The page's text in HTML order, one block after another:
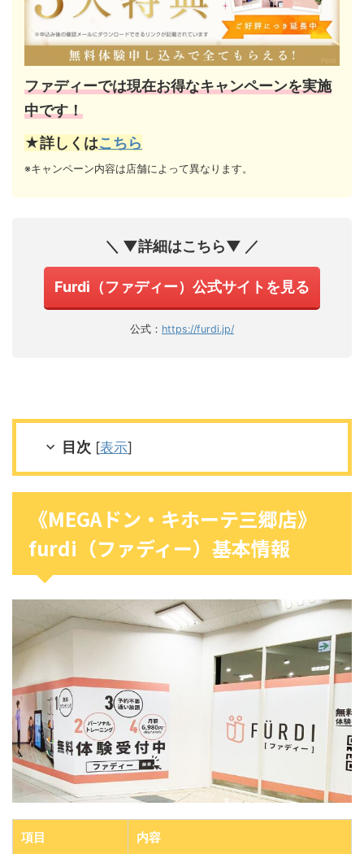
ファディーでは現在お得なキャンペーンを実施
中です！
★詳しくはこちら
※キャンペーン内容は店舗によって異なります。
＼ ▼詳細はこちら▼ ／
Furdi（ファディー）公式サイトを見る
公式： https://furdi.jp/
目次 [表示]
《MEGAドン・キホーテ三郷店》
furdi（ファディー）基本情報
項目 内容